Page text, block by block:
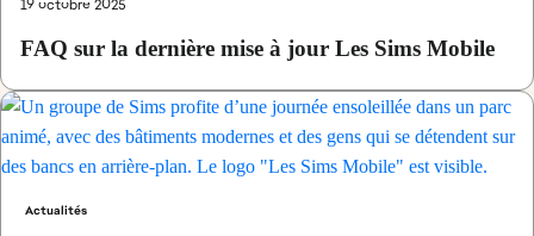
19 octobre 2025
FAQ sur la dernière mise à jour Les Sims Mobile
Actualités